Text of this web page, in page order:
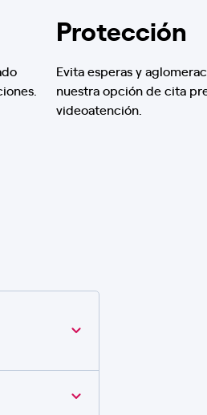
Protección
Evita esperas y
nuestra opción de cita
videoatención.